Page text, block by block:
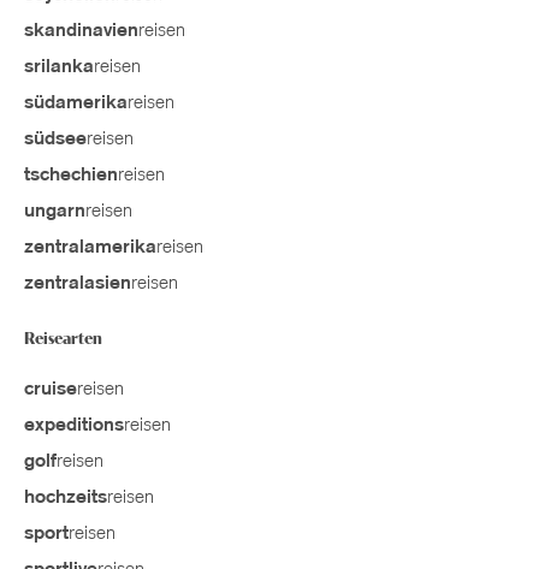
skandinavienreisen
srilankareisen
südamerikareisen
südseereisen
tschechienreisen
ungarnreisen
zentralamerikareisen
zentralasienreisen
Reisearten
cruisereisen
expeditionsreisen
golfreisen
hochzeitsreisen
sportreisen